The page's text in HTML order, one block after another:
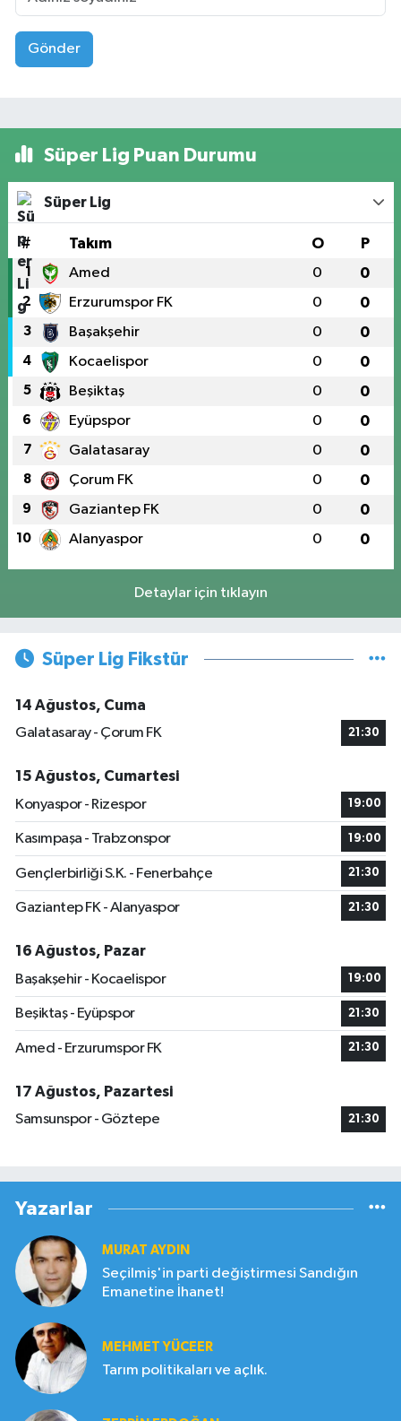
Gönder
Süper Lig Puan Durumu
Süper Lig
# Takım O P
1 Amed 0 0
2 Erzurumspor FK 0 0
3 Başakşehir 0 0
4 Kocaelispor 0 0
5 Beşiktaş 0 0
6 Eyüpspor 0 0
7 Galatasaray 0 0
8 Çorum FK 0 0
9 Gaziantep FK 0 0
10 Alanyaspor 0 0
Detaylar için tıklayın
Süper Lig Fikstür
14 Ağustos, Cuma
Galatasaray - Çorum FK
21:30
15 Ağustos, Cumartesi
Konyaspor - Rizespor
19:00
Kasımpaşa - Trabzonspor 19:00
Gençlerbirliği S.K. - Fenerbahçe 21:30
Gaziantep FK - Alanyaspor 21:30
16 Ağustos, Pazar
Başakşehir - Kocaelispor
19:00
Beşiktaş - Eyüpspor 21:30
Amed - Erzurumspor FK 21:30
17 Ağustos, Pazartesi
Samsunspor - Göztepe
21:30
Yazarlar
MURAT AYDIN
Seçilmiş'in parti değiştirmesi Sandığın
Emanetine İhanet!
MEHMET YÜCEER
Tarım politikaları ve açlık.